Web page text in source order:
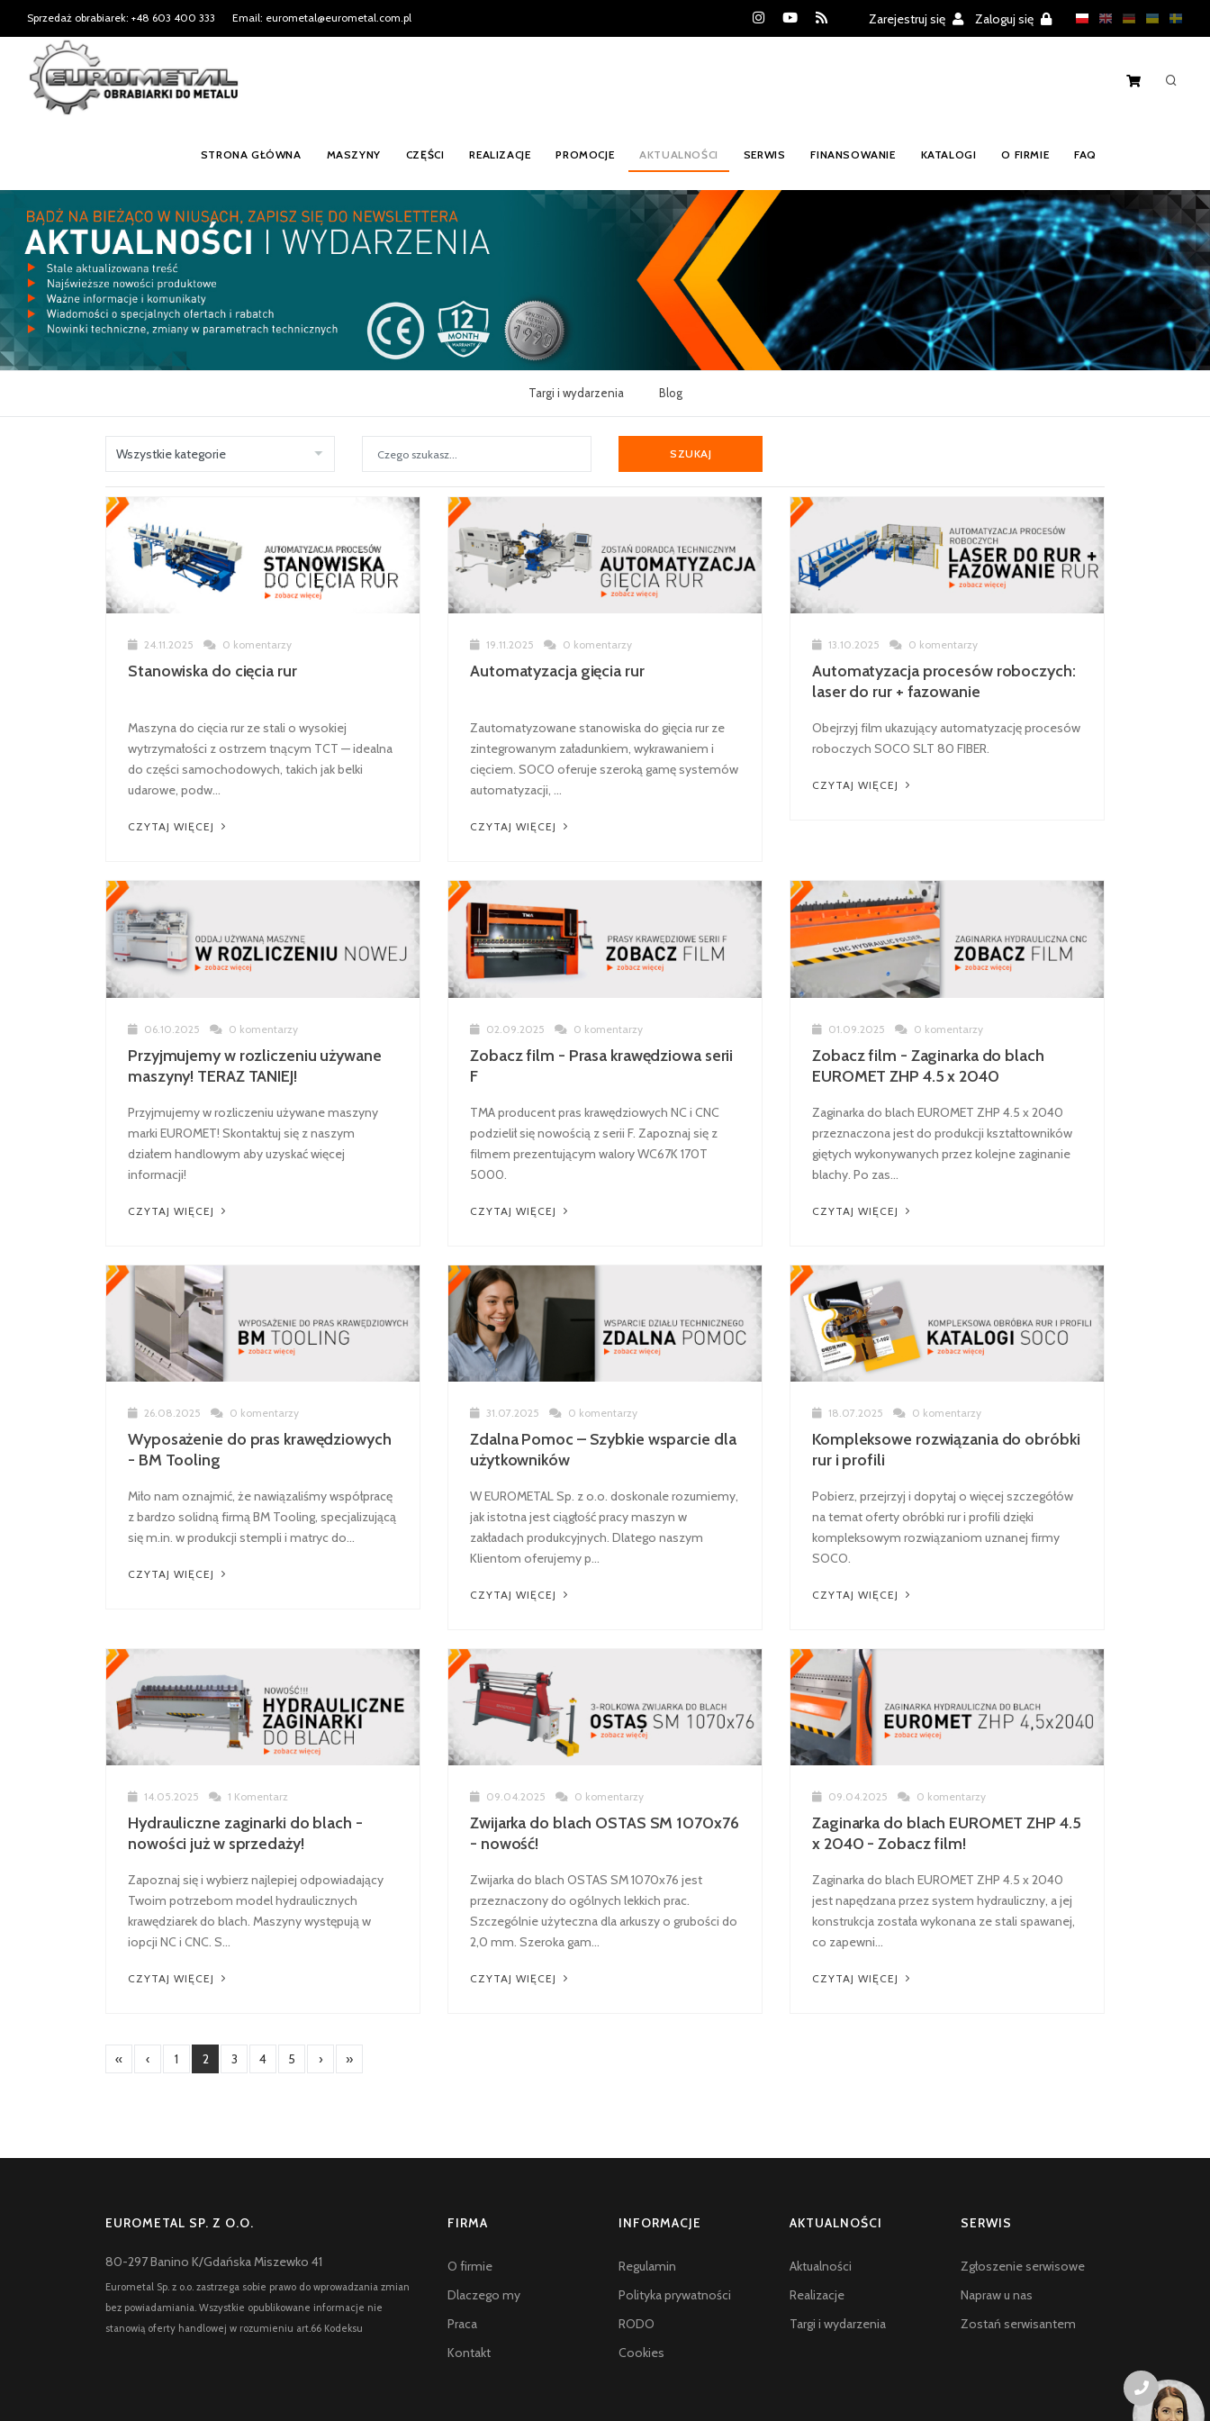
Sprzedaż obrabiarek: +48 603 400 333 Email: eurometal@eurometal.com.pl Zarejestruj się Zaloguj się
STRONA GŁÓWNA MASZYNY CZĘŚCI REALIZACJE PROMOCJE AKTUALNOŚCI SERWIS FINANSOWANIE KATALOGI O FIRMIE FAQ
Targi i wydarzenia Blog
SZUKAJ
24.11.2025 0 komentarzy
Stanowiska do cięcia rur
Maszyna do cięcia rur ze stali o wysokiej
wytrzymałości z ostrzem tnącym TCT — idealna
do części samochodowych, takich jak belki
udarowe, podw...
CZYTAJ WIĘCEJ
19.11.2025 0 komentarzy
Automatyzacja gięcia rur
Zautomatyzowane stanowiska do gięcia rur ze
zintegrowanym załadunkiem, wykrawaniem i
cięciem. SOCO oferuje szeroką gamę systemów
automatyzacji, ...
CZYTAJ WIĘCEJ
13.10.2025 0 komentarzy
Automatyzacja procesów roboczych:
laser do rur + fazowanie
Obejrzyj film ukazujący automatyzację procesów
roboczych SOCO SLT 80 FIBER.
CZYTAJ WIĘCEJ
06.10.2025 0 komentarzy
Przyjmujemy w rozliczeniu używane
maszyny! TERAZ TANIEJ!
Przyjmujemy w rozliczeniu używane maszyny
marki EUROMET! Skontaktuj się z naszym
działem handlowym aby uzyskać więcej
informacji!
CZYTAJ WIĘCEJ
02.09.2025 0 komentarzy
Zobacz film - Prasa krawędziowa serii
F
TMA producent pras krawędziowych NC i CNC
podzielił się nowością z serii F. Zapoznaj się z
filmem prezentującym walory WC67K 170T
5000.
CZYTAJ WIĘCEJ
01.09.2025 0 komentarzy
Zobacz film - Zaginarka do blach
EUROMET ZHP 4.5 x 2040
Zaginarka do blach EUROMET ZHP 4.5 x 2040
przeznaczona jest do produkcji kształtowników
giętych wykonywanych przez kolejne zaginanie
blachy. Po zas...
CZYTAJ WIĘCEJ
26.08.2025 0 komentarzy
Wyposażenie do pras krawędziowych
- BM Tooling
Miło nam oznajmić, że nawiązaliśmy współpracę
z bardzo solidną firmą BM Tooling, specjalizującą
się m.in. w produkcji stempli i matryc do...
CZYTAJ WIĘCEJ
31.07.2025 0 komentarzy
Zdalna Pomoc – Szybkie wsparcie dla
użytkowników
W EUROMETAL Sp. z o.o. doskonale rozumiemy,
jak istotna jest ciągłość pracy maszyn w
zakładach produkcyjnych. Dlatego naszym
Klientom oferujemy p...
CZYTAJ WIĘCEJ
18.07.2025 0 komentarzy
Kompleksowe rozwiązania do obróbki
rur i profili
Pobierz, przejrzyj i dopytaj o więcej szczegółów
na temat oferty obróbki rur i profili dzięki
kompleksowym rozwiązaniom uznanej firmy
SOCO.
CZYTAJ WIĘCEJ
14.05.2025 1 Komentarz
Hydrauliczne zaginarki do blach -
nowości już w sprzedaży!
Zapoznaj się i wybierz najlepiej odpowiadający
Twoim potrzebom model hydraulicznych
krawędziarek do blach. Maszyny występują w
iopcji NC i CNC. S...
CZYTAJ WIĘCEJ
09.04.2025 0 komentarzy
Zwijarka do blach OSTAS SM 1070x76
- nowość!
Zwijarka do blach OSTAS SM 1070x76 jest
przeznaczony do ogólnych lekkich prac.
Szczególnie użyteczna dla arkuszy o grubości do
2,0 mm. Szeroka gam...
CZYTAJ WIĘCEJ
09.04.2025 0 komentarzy
Zaginarka do blach EUROMET ZHP 4.5
x 2040 - Zobacz film!
Zaginarka do blach EUROMET ZHP 4.5 x 2040
jest napędzana przez system hydrauliczny, a jej
konstrukcja została wykonana ze stali spawanej,
co zapewni...
CZYTAJ WIĘCEJ
« ‹ 1 2 3 4 5 › »
EUROMETAL SP. Z O.O.
80-297 Banino K/Gdańska Miszewko 41
Eurometal Sp. z o.o. zastrzega sobie prawo do wprowadzania zmian
bez powiadamiania. Wszystkie opublikowane informacje nie
stanowią oferty handlowej w rozumieniu art.66 Kodeksu
FIRMA
O firmie
Dlaczego my
Praca
Kontakt
INFORMACJE
Regulamin
Polityka prywatności
RODO
Cookies
AKTUALNOŚCI
Aktualności
Realizacje
Targi i wydarzenia
SERWIS
Zgłoszenie serwisowe
Napraw u nas
Zostań serwisantem